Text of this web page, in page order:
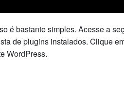
é bastante simples. Acesse a
de plugins instalados. Clique
WordPress.